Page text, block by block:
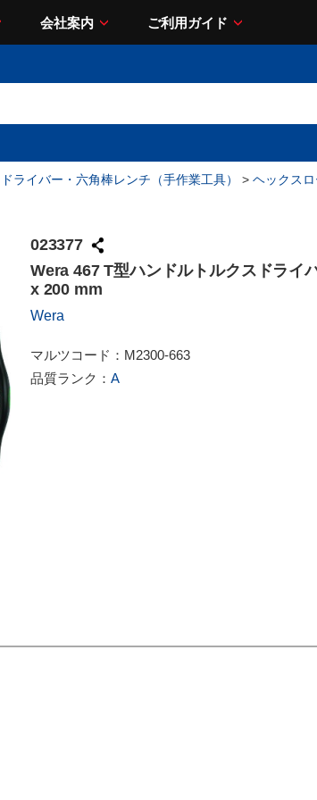
会社案内 ご利用ガイド
ライバー・六角棒レンチ（手作業工具） > ヘックス
023377
Wera 467 T型ハンドルトルクスドライ
x 200 mm
Wera
マルツコード： M2300-663
品質ランク： A